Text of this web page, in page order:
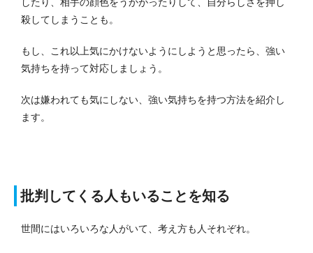
殺してしまうことも。
もし、これ以上気にかけないようにしようと思ったら、強い
気持ちを持って対応しましょう。
次は嫌われても気にしない、強い気持ちを持つ方法を紹介し
ます。
批判してくる人もいることを知る
世間にはいろいろな人がいて、考え方も人それぞれ。